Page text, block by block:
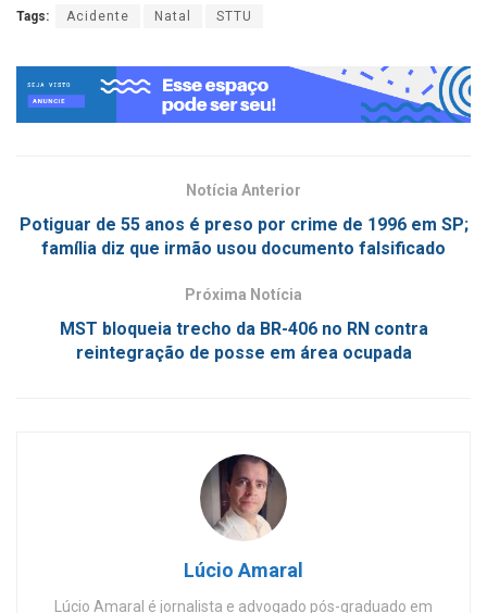
Tags: Acidente Natal STTU
Notícia Anterior
Potiguar de 55 anos é preso por crime de 1996 em SP;
família diz que irmão usou documento falsificado
Próxima Notícia
MST bloqueia trecho da BR-406 no RN contra
reintegração de posse em área ocupada
Lúcio Amaral
Lúcio Amaral é jornalista e advogado pós-graduado em